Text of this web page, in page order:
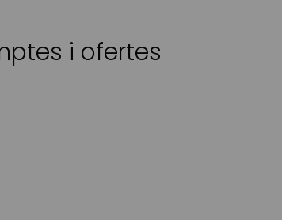
i ofertes